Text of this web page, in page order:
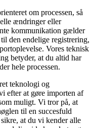
om processen, så
ændringer eller
kommunikation gælder
den endelige registrering,
Vores teknisk
betyder, at du altid har
hele processen.
teknologi og
efter at gøre importen af
muligt. Vi tror på, at
til en succesfuld
at du vi kender alle